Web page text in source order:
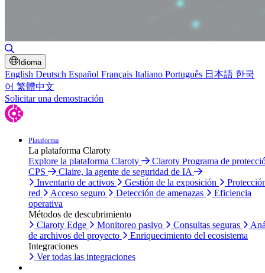
Idioma
English Deutsch Español Français Italiano Português 日本語 한국
어 繁體中文
Solicitar una demostración
Plataforma
La plataforma Claroty
Explore la plataforma Claroty
Claroty Programa de
CPS
Claire, la agente de seguridad de IA
Inventario de activos
Gestión de la exposición
red
Acceso seguro Detección de amenazas
Eficiencia
operativa
Métodos de descubrimiento
Claroty Edge
Monitoreo pasivo Consultas seguras
de archivos del proyecto
Enriquecimiento del ecosistema
Integraciones
Ver todas las integraciones